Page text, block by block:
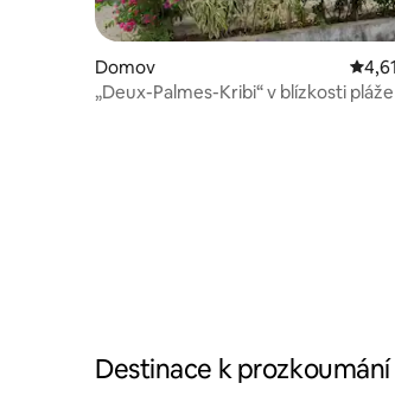
Domov
„Deux-Palmes-Kribi“ v blízkosti
Destinace k prozkoumání